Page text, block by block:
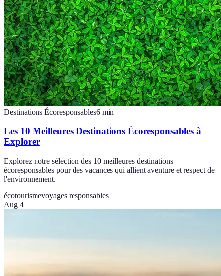
Destinations Écoresponsables6 min
Les 10 Meilleures Destinations Écoresponsables à
Explorer
Explorez notre sélection des 10 meilleures destinations
écoresponsables pour des vacances qui allient aventure et respect de
l'environnement.
écotourismevoyages responsables
Aug 4